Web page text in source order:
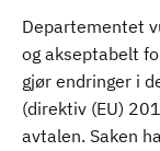
Departementet
og akseptabelt
gjør endringer i
(direktiv (EU)
avtalen. Saken